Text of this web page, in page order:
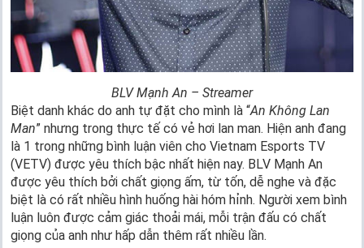
BLV Mạnh An – Streamer
Biệt danh khác do anh tự đặt cho mình là “An Không Lan
Man” nhưng trong thực tế có vẻ hơi lan man. Hiện anh đang
là 1 trong những bình luận viên cho Vietnam Esports TV
(VETV) được yêu thích bậc nhất hiện nay. BLV Mạnh An
được yêu thích bởi chất giọng ấm, từ tốn, dễ nghe và đặc
biệt là có rất nhiều hình huống hài hóm hỉnh. Người xem bình
luận luôn được cảm giác thoải mái, mỗi trận đấu có chất
giọng của anh như hấp dẫn thêm rất nhiều lần.